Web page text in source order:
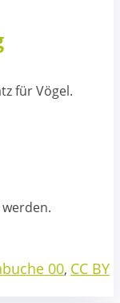
für Vögel.
00, CC BY